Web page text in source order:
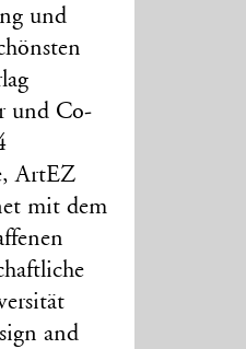
und
und Co-
ArtEZ
mit dem
and